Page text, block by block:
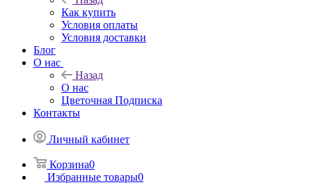
Как купить
Условия оплаты
Условия доставки
Блог
О нас
Назад
О нас
Цветочная Подписка
Контакты
Личный кабинет
Корзина0
Избранные товары0